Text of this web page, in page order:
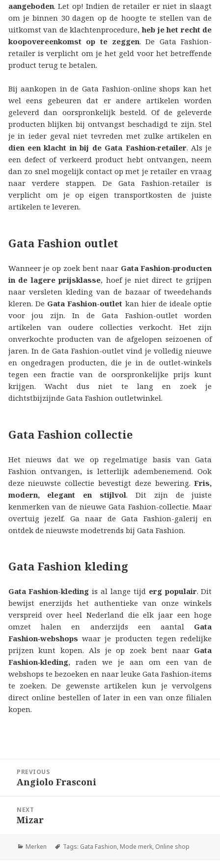
aangeboden. Let op! Indien de retailer er niet in slaagt
om je binnen 30 dagen op de hoogte te stellen van de
uitkomst van de klachtenprocedure,heb je het recht de
koopovereenkomst op te zeggen. De Gata Fashion-
retailer is verplicht om je het geld voor het betreffende
product terug te betalen.
Bij aankopen in de Gata Fashion-online shops kan het
wel eens gebeuren dat er andere artikelen worden
geleverd dan oorspronkelijk besteld. Of de geleverde
producten blijken bij ontvangst beschadigd te zijn. Stel
je in ieder geval niet tevreden met zulke artikelen en
dien een klacht in bij de Gata Fashion‑retailer. Als je
een defect of verkeerd product hebt ontvangen, neem
dan zo snel mogelijk contact op met je retailer en vraag
naar verdere stappen. De Gata Fashion-retailer is
verplicht om je op eigen transportkosten de juiste
artikelen te leveren.
Gata Fashion outlet
Wanneer je op zoek bent naar Gata Fashion-producten
in de lagere prijsklasse, hoef je niet direct te grijpen
naar versleten kleding van de bazaar of tweedehands
kleren. De Gata Fashion-outlet kan hier de ideale optie
voor jou zijn. In de Gata Fashion-outlet worden
artikelen van oudere collecties verkocht. Het zijn
onverkochte producten van de afgelopen seizoenen of
jaren. In de Gata Fashion-outlet vind je volledig nieuwe
en ongedragen producten, die je in de outlet-winkels
tegen een fractie van de oorspronkelijke prijs kunt
krijgen. Wacht dus niet te lang en zoek je
dichtstbijzijnde Gata Fashion outletwinkel.
Gata Fashion collectie
Het nieuws dat we op regelmatige basis van Gata
Fashion ontvangen, is letterlijk adembenemend. Ook
deze nieuwste collectie bevestigt deze bewering.Fris,
modern, elegant en stijlvol. Dit zijn de juiste
kenmerken van de nieuwe Gata Fashion-collectie. Maar
overtuig jezelf. Ga naar de Gata Fashion-galerij en
ontdek de nieuwste modetrends bij Gata Fashion.
Gata Fashion kleding
Gata Fashion-kleding is al lange tijd erg populair. Dit
bewijst enerzijds het authentieke van onze winkels
verspreid over heel Nederland die elk jaar een hoge
omzet halen en anderzijds een aantal Gata
Fashion‑webshops waar je producten tegen redelijke
prijzen kunt kopen. Als je op zoek bent naar Gata
Fashion‑kleding, raden we je aan om een van de
webshops te bezoeken en naar leuke Gata Fashion‑items
te zoeken. De gewenste artikelen kun je vervolgens
direct online bestellen of later in een van onze filialen
kopen.
PREVIOUS
Previous
Angiolo Frasconi
NEXT
Next
Mizar
Merken Tags: Gata Fashion, Mode merk, Online shop